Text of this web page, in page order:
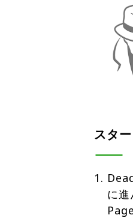
スタ
に